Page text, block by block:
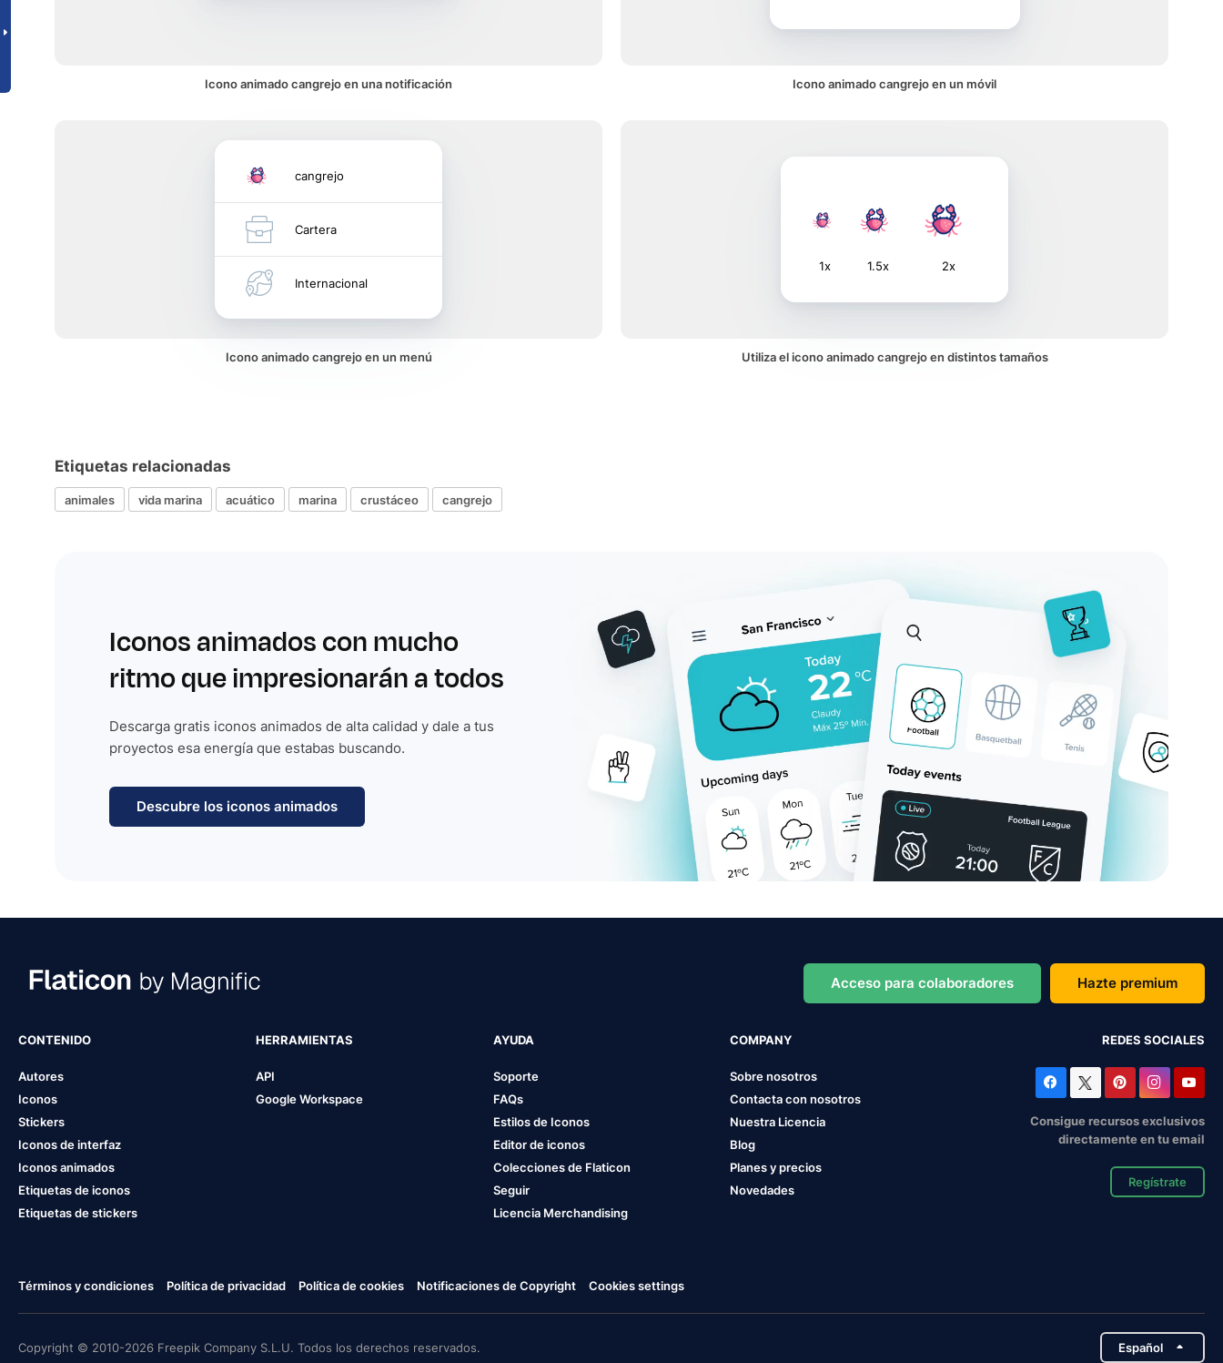
Icono animado cangrejo en una notificación Icono animado cangrejo en un móvil
cangrejo
Cartera
Internacional
Icono animado cangrejo en un menú
1x 1.5x 2x
Utiliza el icono animado cangrejo en distintos tamaños
Etiquetas relacionadas
animales vida marina acuático marina crustáceo cangrejo
Iconos animados con mucho
ritmo que impresionarán a todos
Descarga gratis iconos animados de alta calidad y dale a tus
proyectos esa energía que estabas buscando.
Descubre los iconos animados
Acceso para colaboradores Hazte premium
CONTENIDO
Autores
Iconos
Stickers
Iconos de interfaz
Iconos animados
Etiquetas de iconos
Etiquetas de stickers
HERRAMIENTAS
API
Google Workspace
AYUDA
Soporte
FAQs
Estilos de Iconos
Editor de iconos
Colecciones de Flaticon
Seguir
Licencia Merchandising
COMPANY
Sobre nosotros
Contacta con nosotros
Nuestra Licencia
Blog
Planes y precios
Novedades
REDES SOCIALES
Consigue recursos exclusivos
directamente en tu email
Regístrate
Términos y condiciones Política de privacidad Política de cookies Notificaciones de Copyright Cookies settings
Copyright © 2010-2026 Freepik Company S.L.U. Todos los derechos reservados. Español